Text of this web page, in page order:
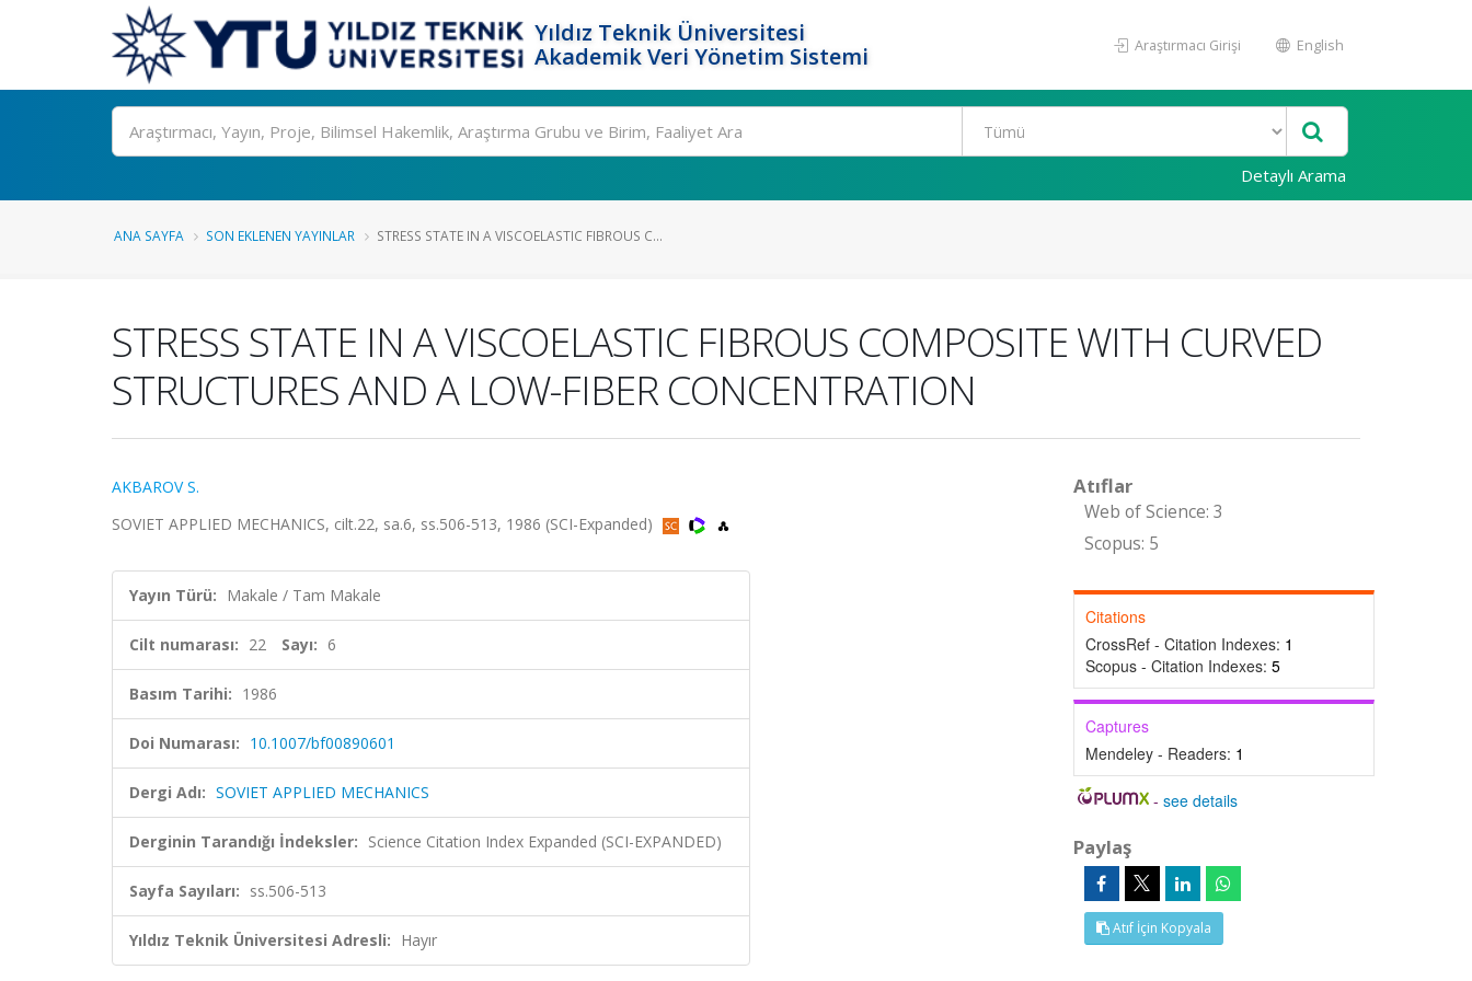
Yıldız Teknik Üniversitesi
Akademik Veri Yönetim Sistemi
Araştırmacı Girişi English
Ara
Detaylı Arama
ANA SAYFA SON EKLENEN YAYINLAR STRESS STATE IN A VISCOELASTIC FIBROUS C...
STRESS STATE IN A VISCOELASTIC FIBROUS COMPOSITE WITH CURVED
STRUCTURES AND A LOW-FIBER CONCENTRATION
AKBAROV S.
SOVIET APPLIED MECHANICS, cilt.22, sa.6, ss.506-513, 1986 (SCI-Expanded)
Yayın Türü: Makale / Tam Makale
Cilt numarası: 22 Sayı: 6
Basım Tarihi: 1986
Doi Numarası: 10.1007/bf00890601
Dergi Adı: SOVIET APPLIED MECHANICS
Derginin Tarandığı İndeksler: Science Citation Index Expanded (SCI-EXPANDED)
Sayfa Sayıları: ss.506-513
Yıldız Teknik Üniversitesi Adresli: Hayır
Atıflar
Web of Science: 3
Scopus: 5
Citations
CrossRef - Citation Indexes: 1
Scopus - Citation Indexes: 5
Captures
Mendeley - Readers: 1
-see details
Paylaş
Atıf İçin Kopyala